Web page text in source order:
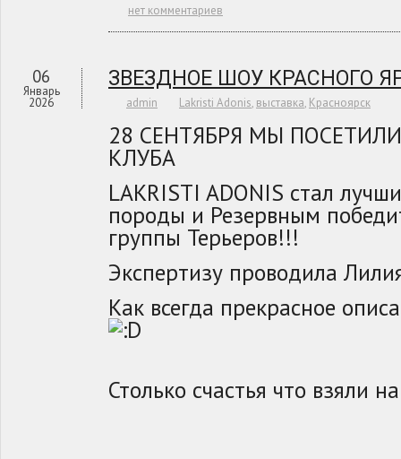
нет комментариев
06
Январь
2026
ЗВЕЗДНОЕ ШОУ КРАСНОГО
admin Lakristi Adonis, выставка, Красноярск
28 СЕНТЯБРЯ МЫ
КЛУБА
LAKRISTI ADONIS стал
породы и Резервным
группы Терьеров!!!
Экспертизу проводила
Как всегда прекрасное
Столько счастья что взяли